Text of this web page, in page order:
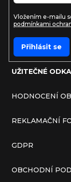
UŽITEČNÉ
HODNOCENÍ
REKLAMAČNÍ
GDPR
OBCHODNÍ
Vložením e-mailu
podmínkami
Přihlásit se